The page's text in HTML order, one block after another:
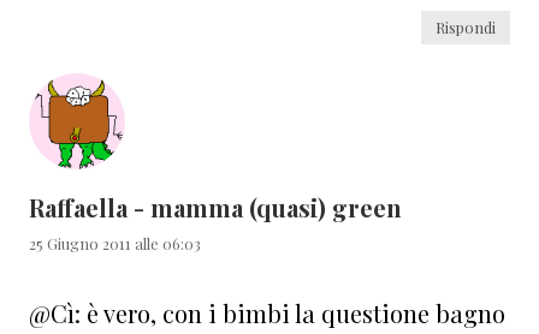
Rispondi
Raffaella - mamma (quasi) green
25 Giugno 2011 alle 06:03
@Cì: è vero, con i bimbi la questione bagno